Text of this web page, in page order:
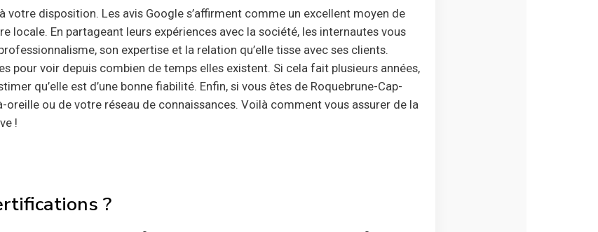
disposition. Les avis Google s’affirment comme un excellent moyen de
locale. En partageant leurs expériences avec la société, les internautes vous
son expertise et la relation qu’elle tisse avec ses clients.
pour voir depuis combien de temps elles existent. Si cela fait plusieurs années,
qu’elle est d’une bonne fiabilité. Enfin, si vous êtes de Roquebrune-Cap-
ou de votre réseau de connaissances. Voilà comment vous assurer de la
!
?